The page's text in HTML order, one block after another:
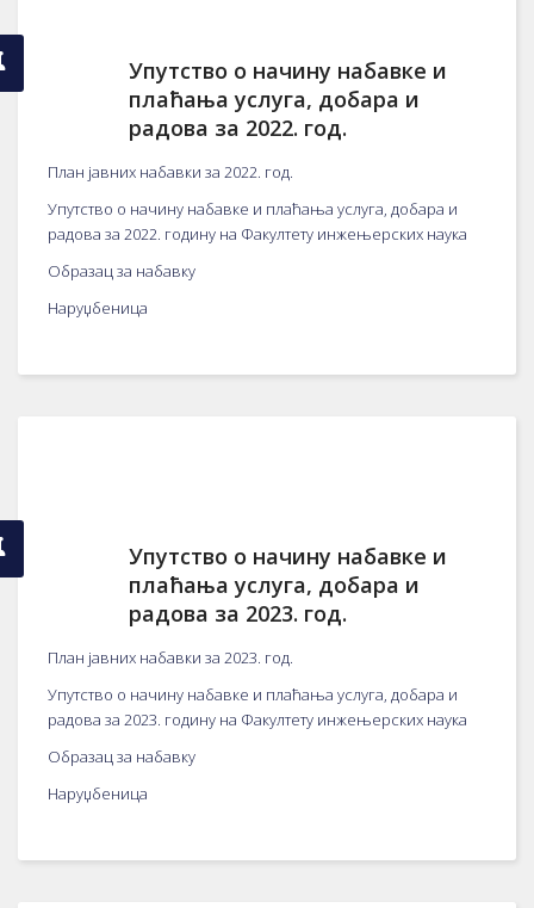
Упутство о начину набавке и
плаћања услуга, добара и
радова за 2022. год.
План јавних набавки за 2022. год.
Упутство о начину набавке и плаћања услуга, добара и
радова за 2022. годину на Факултету инжењерских наука
Образац за набавку
Наруџбеница
Упутство о начину набавке и
плаћања услуга, добара и
радова за 2023. год.
План јавних набавки за 2023. год.
Упутство о начину набавке и плаћања услуга, добара и
радова за 2023. годину на Факултету инжењерских наука
Образац за набавку
Наруџбеница